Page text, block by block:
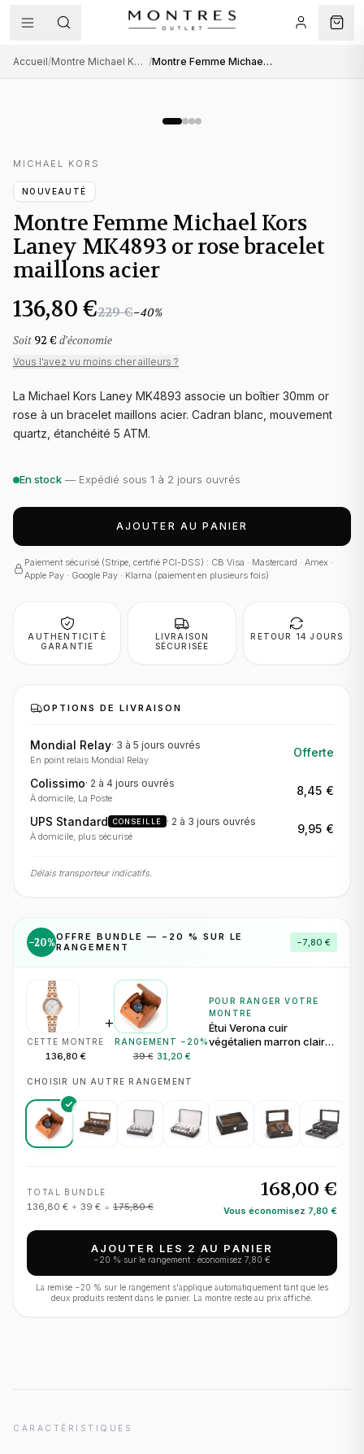
Accueil/ Montre Michael Kors femme / Montre Femme Michael Kors Laney MK4893 or rose bracelet maillons acier
MICHAEL KORS
NOUVEAUTÉ
Montre Femme Michael Kors
Laney MK4893 or rose bracelet
maillons acier
136,80 €229 €−40%
Soit 92 € d'économie
Vous l'avez vu moins cher ailleurs ?
La Michael Kors Laney MK4893 associe un boîtier 30mm or
rose à un bracelet maillons acier. Cadran blanc, mouvement
quartz, étanchéité 5 ATM.
En stock — Expédié sous 1 à 2 jours ouvrés
AJOUTER AU PANIER
Paiement sécurisé (Stripe, certifié PCI-DSS) : CB Visa · Mastercard · Amex ·
Apple Pay · Google Pay · Klarna (paiement en plusieurs fois)
AUTHENTICITÉ
GARANTIE
LIVRAISON
SÉCURISÉE
RETOUR 14 JOURS
OPTIONS DE LIVRAISON
Mondial Relay· 3 à 5 jours ouvrés
En point relais Mondial Relay
Offerte
Colissimo· 2 à 4 jours ouvrés
À domicile, La Poste
8,45 €
UPS Standard CONSEILLÉ · 2 à 3 jours ouvrés
À domicile, plus sécurisé
9,95 €
Délais transporteur indicatifs.
−20%OFFRE BUNDLE — − 20 % SUR LE
RANGEMENT
−7,80 €
CETTE MONTRE
136,80 €
+
RANGEMENT − 20 %
39 € 31,20 €
POUR RANGER VOTRE
MONTRE
Étui Verona cuir
végétalien marron clair
CHOISIR UN AUTRE RANGEMENT
TOTAL BUNDLE
136,80 € + 39 € = 175,80 €
168,00 €
Vous économisez 7,80 €
AJOUTER LES 2 AU PANIER
−20 % sur le rangement : économisez 7,80 €
La remise −20 % sur le rangement s'applique automatiquement tant que les
deux produits restent dans le panier. La montre reste au prix affiché.
CARACTÉRISTIQUES